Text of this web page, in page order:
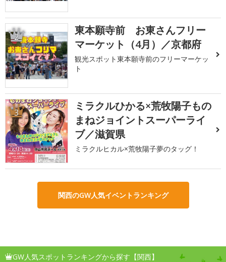
2
東本願寺前 お東さんフリー
マーケット（4月）／京都府
観光スポット東本願寺前のフリーマーケッ
ト
3
ミラクルひかる×荒牧陽子もの
まねジョイントスーパーライ
ブ／滋賀県
ミラクルヒカル×荒牧陽子夢のタッグ！
関西のGW人気イベントランキング
GW人気スポットランキングから探す【関西】